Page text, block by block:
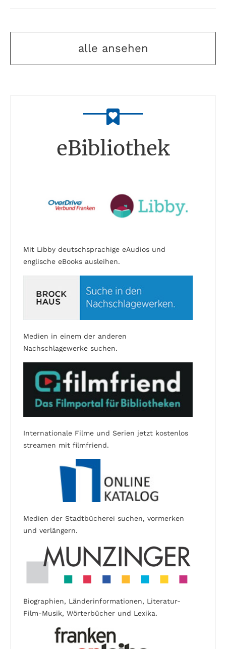
alle ansehen
eBibliothek
Mit Libby deutschsprachige eAudios und
englische eBooks ausleihen.
Medien in einem der anderen
Nachschlagewerke suchen.
Internationale Filme und Serien jetzt kostenlos
streamen mit filmfriend.
Medien der Stadtbücherei suchen, vormerken
und verlängern.
Biographien, Länderinformationen, Literatur-
Film-Musik, Wörterbücher und Lexika.